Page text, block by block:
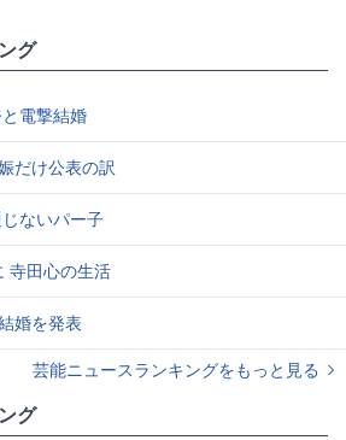
グ
電撃結婚
だけ公表の訳
ないパー子
田心の生活
婚を発表
芸能ニュースランキングをもっと見る
グ